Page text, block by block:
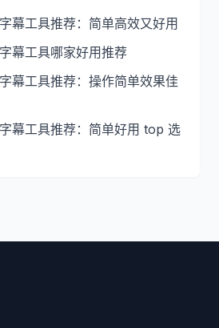
幕工具推荐：简单高效又好用
幕工具哪家好用推荐
幕工具推荐：操作简单效果佳
幕工具推荐：简单好用 top 选